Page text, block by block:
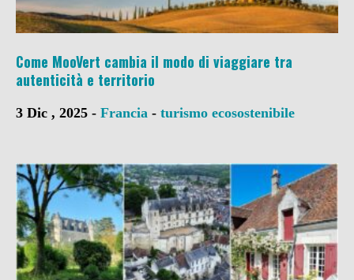
Come MooVert cambia il modo di viaggiare tra
autenticità e territorio
3 Dic , 2025 - Francia - turismo ecosostenibile